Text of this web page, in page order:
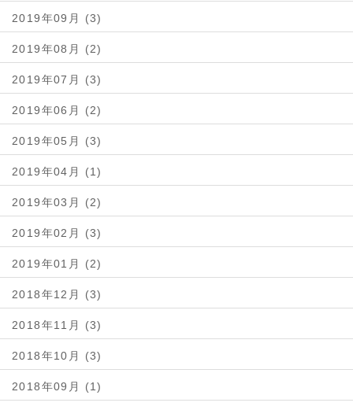
2019年09月 (3)
2019年08月 (2)
2019年07月 (3)
2019年06月 (2)
2019年05月 (3)
2019年04月 (1)
2019年03月 (2)
2019年02月 (3)
2019年01月 (2)
2018年12月 (3)
2018年11月 (3)
2018年10月 (3)
2018年09月 (1)